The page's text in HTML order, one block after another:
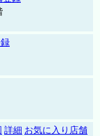
詳細 お気に入り店舗